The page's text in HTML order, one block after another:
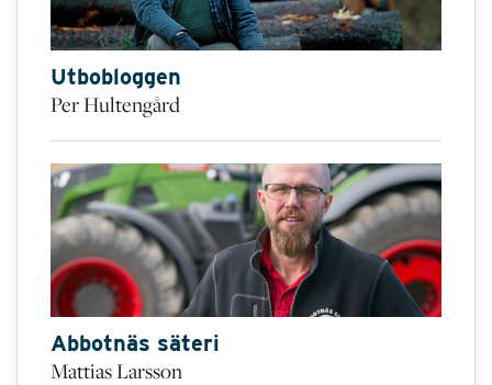
Utbobloggen
Per Hultengård
Abbotnäs säteri
Mattias Larsson